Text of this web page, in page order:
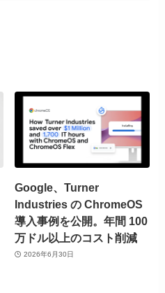
Google、Turner
Industries の ChromeOS
導入事例を公開。年間 100
万ドル以上のコスト削減
2026年6月30日